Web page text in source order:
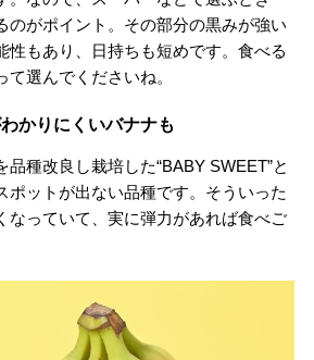
のがポイント。その部分の黒みが強い
性もあり、日持ちも短めです。食べる
選んでくださいね。
かりにくいバナナも
種改良し栽培した“BABY SWEET”と
ポットが出ない品種です。そういった
なっていて、実に弾力があれば食べご